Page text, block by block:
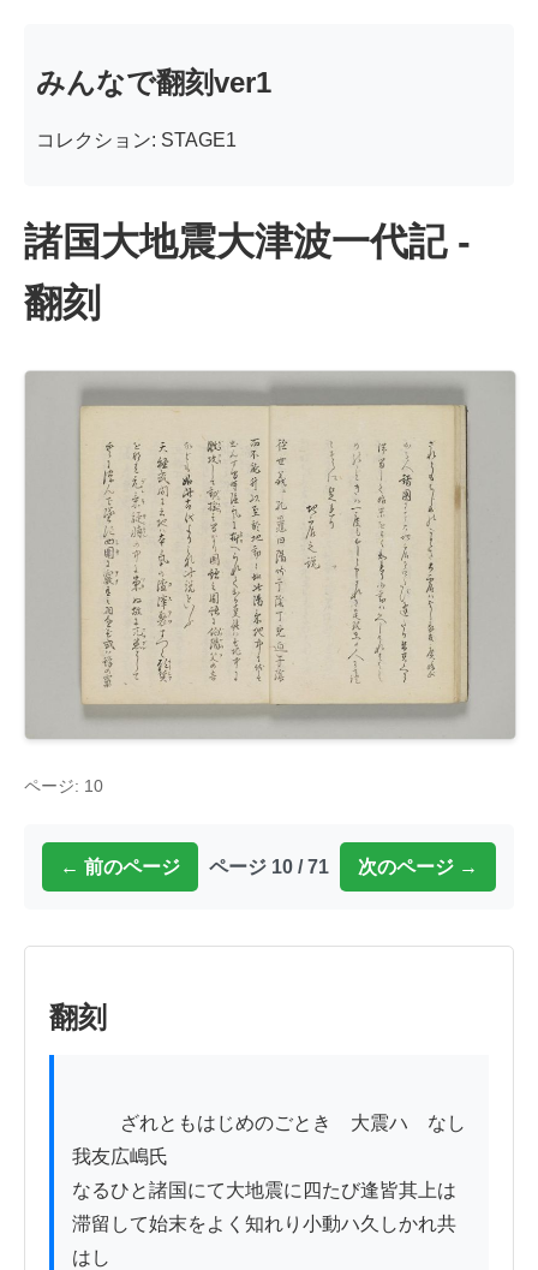
みんなで翻刻ver1
コレクション: STAGE1
諸国大地震大津波一代記 -
翻刻
ページ: 10
← 前のページ ページ 10 / 71 次のページ →
翻刻
我友広嶋氏
なるひと諸国にて大地震に四たび逢皆其上は
滞留して始末をよく知れり小動ハ久しかれ共
はし